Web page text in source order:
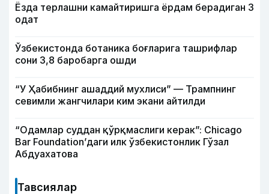
Ёзда терлашни камайтиришга ёрдам берадиган 3
одат
Ўзбекистонда ботаника боғларига ташрифлар
сони 3,8 баробарга ошди
“У Ҳабибнинг ашаддий мухлиси” — Трампнинг
севимли жангчилари ким экани айтилди
“Одамлар суддан қўрқмаслиги керак”: Chicago
Bar Foundation’даги илк ўзбекистонлик Гўзал
Абдуахатова
Тавсиялар